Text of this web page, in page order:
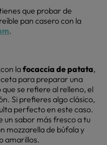
que probar de
pan casero con la
.
lafocaccia de patata,
para preparar una
que se refiere al relleno, el
Si prefieres algo clásico,
perfecto en este caso.
un sabor más fresco a tu
mozzarella de búfala y
amarillos.